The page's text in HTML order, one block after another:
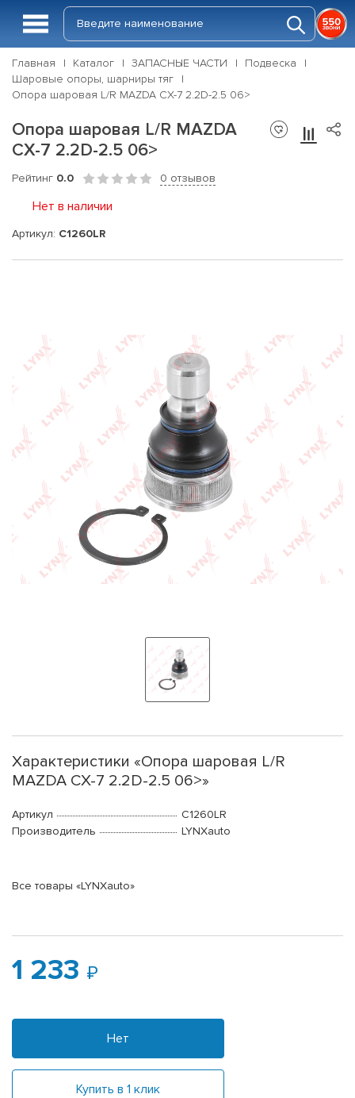
Главная Каталог ЗАПАСНЫЕ ЧАСТИ
Подвеска
Шаровые опоры, шарниры тяг
Опора шаровая L/R MAZDA CX-7 2.2D-2.5 06>
Опора шаровая L/R MAZDA
CX-7 2.2D-2.5 06>
Рейтинг 0.0 0 отзывов
Нет в наличии
Артикул: C1260LR
Характеристики «Опора шаровая L/R
MAZDA CX-7 2.2D-2.5 06>»
Артикул
C1260LR
Производитель
LYNXauto
Все товары «LYNXauto»
1 233
Нет
Купить в 1 клик